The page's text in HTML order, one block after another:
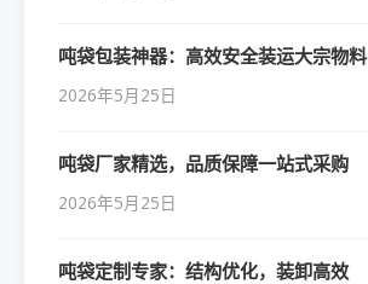
吨袋包装神器：高效安全装运大宗物料
2026年5月25日
吨袋厂家精选，品质保障一站式采购
2026年5月25日
吨袋定制专家：结构优化，装卸高效